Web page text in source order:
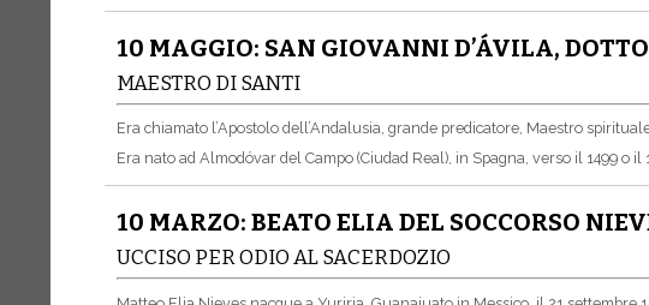
10 MAGGIO: SAN GIOVANNI D’ÁVILA,
MAESTRO DI SANTI
Era chiamato l’Apostolo dell’Andalusia, grande predicatore, Maestro
Era nato ad Almodóvar del Campo (Ciudad Real), in Spagna, verso il 1499 o
10 MARZO: BEATO ELIA DEL SOCCORSO
UCCISO PER ODIO AL SACERDOZIO